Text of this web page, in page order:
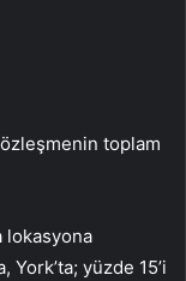
toplam
lokasyona
York’ta; yüzde 15’i